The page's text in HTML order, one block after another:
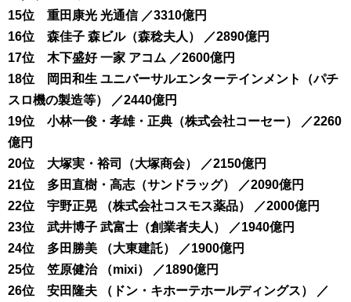
15位 重田康光 光通信 ／3310億円
16位 森佳子 森ビル（森稔夫人） ／2890億円
17位 木下盛好 一家 アコム ／2600億円
18位 岡田和生 ユニバーサルエンターテインメント（パチ
スロ機の製造等） ／2440億円
19位 小林一俊・孝雄・正典（株式会社コーセー） ／2260
億円
20位 大塚実・裕司（大塚商会） ／2150億円
21位 多田直樹・高志（サンドラッグ） ／2090億円
22位 宇野正晃 （株式会社コスモス薬品） ／2000億円
23位 武井博子 武富士（創業者夫人） ／1940億円
24位 多田勝美 （大東建託） ／1900億円
25位 笠原健治 （mixi） ／1890億円
26位 安田隆夫 （ドン・キホーテホールディングス） ／